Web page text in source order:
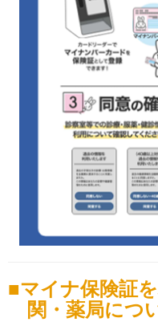
マイナ保険証
関・薬局につ